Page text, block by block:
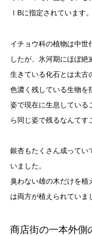
ⅠBに指定されています。
イチョウ科の植物は中世
したが、氷河期にほぼ絶
生きている化石とは太古
色濃く残している生物を
姿で現在に生息している
ら同じ姿で残るなんてす
銀杏もたくさん成ってい
いました。
臭わない雄の木だけを植
は両方が植えられていま
商店街の一本外側